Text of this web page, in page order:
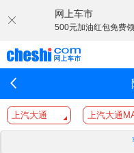
网上车市
500元加油红包免费领
上汽大通 上汽大通